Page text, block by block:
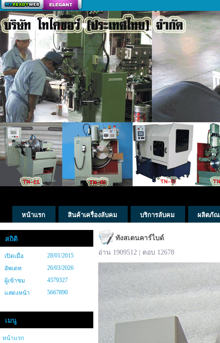
สร้างเว็บ
หน้าแรก สินค้าเครื่องลับคม บริการลับคม ผลิตภัณ
สถิติ
เปิดเมื่อ
28/01/2015
อัพเดท
26/03/2026
ผู้เข้าชม
4579327
แสดงหน้า
5667890
เมนู
หน้าแรก
ทังสเตนคาร์ไบด์
อ่าน 1909512 | ตอบ 12678